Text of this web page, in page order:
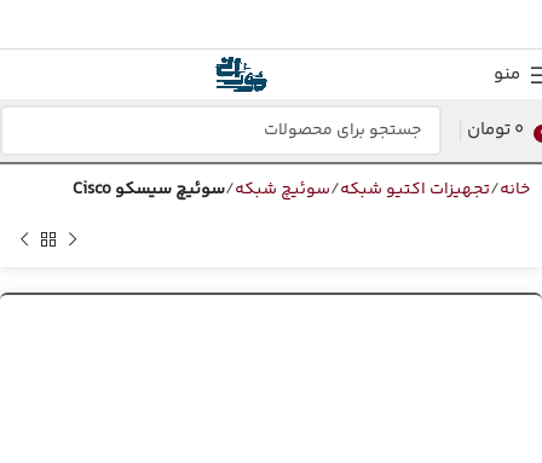
منو
0تومان
خانه تجهیزات اکتیو شبکه سوئیچ شبکه سوئیچ سیسکو Cisco